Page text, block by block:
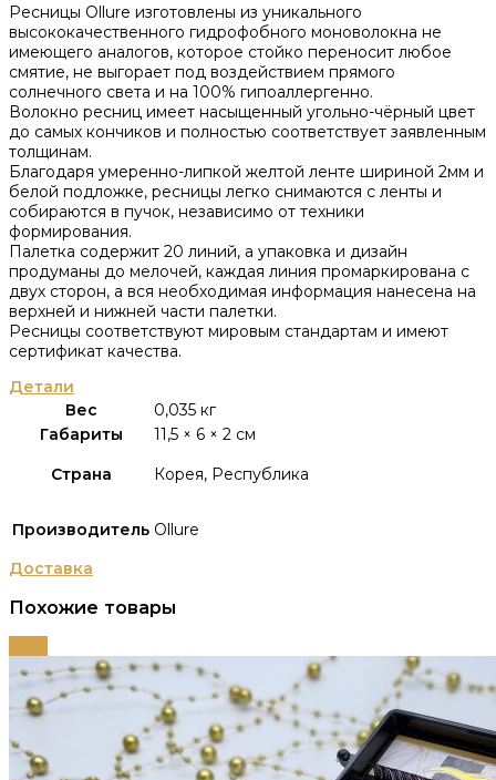
Ресницы Ollure изготовлены из уникального
высококачественного гидрофобного моноволокна не
имеющего аналогов, которое стойко переносит любое
смятие, не выгорает под воздействием прямого
солнечного света и на 100% гипоаллергенно.
Волокно ресниц имеет насыщенный угольно-чёрный цвет
до самых кончиков и полностью соответствует заявленным
толщинам.
Благодаря умеренно-липкой желтой ленте шириной 2мм и
белой подложке, ресницы легко снимаются с ленты и
собираются в пучок, независимо от техники
формирования.
Палетка содержит 20 линий, а упаковка и дизайн
продуманы до мелочей, каждая линия промаркирована с
двух сторон, а вся необходимая информация нанесена на
верхней и нижней части палетки.
Ресницы соответствуют мировым стандартам и имеют
сертификат качества.
Детали
Вес
0,035 кг
Габариты
11,5 × 6 × 2 см
Страна
Корея, Республика
Производитель Ollure
Доставка
Похожие товары